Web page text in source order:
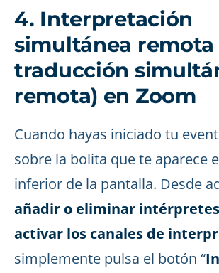
4. Interpretación
simultánea remota
traducción
remota) en Zoom
Cuando hayas iniciado tu
sobre la bolita que te aparece
inferior de la pantalla. Desde
añadir o eliminar
activar los canales de
simplemente pulsa el botón “